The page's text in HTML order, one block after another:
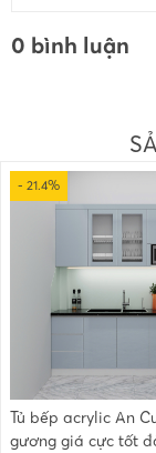
0 bình luận
- 21.4%
Tủ bếp acrylic An
gương giá cực tốt